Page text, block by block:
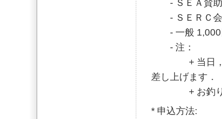
- ＳＥＡ賛助
- ＳＥＲＣ会
- 一般 1,000
- 注：
+ 当日，会場
差し上げます．
+ お釣りの
* 申込方法: